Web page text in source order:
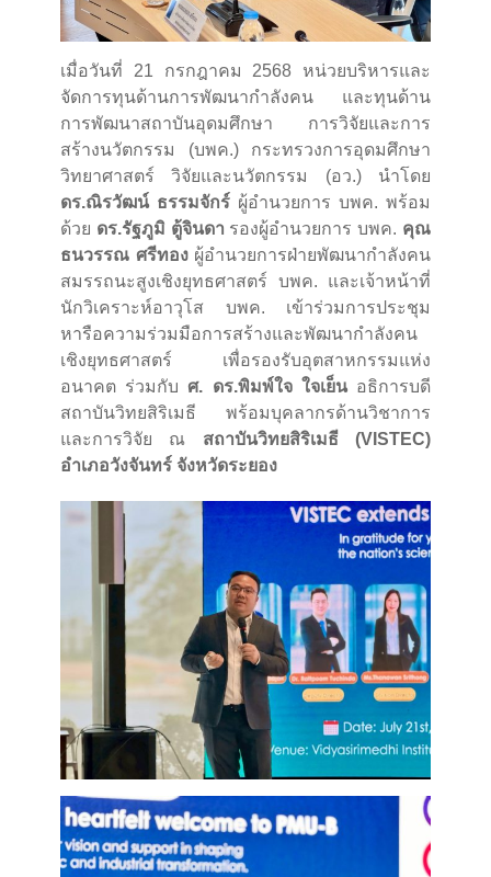
เมื่อวันที่ 21 กรกฎาคม 2568 หน่วยบริหารและ
จัดการทุนด้านการพัฒนากำลังคน และทุนด้าน
การพัฒนาสถาบันอุดมศึกษา การวิจัยและการ
สร้างนวัตกรรม (บพค.) กระทรวงการอุดมศึกษา
วิทยาศาสตร์ วิจัยและนวัตกรรม (อว.) นำโดย
ดร.ณิรวัฒน์ ธรรมจักร์ ผู้อำนวยการ บพค. พร้อม
ด้วย ดร.รัฐภูมิ ตู้จินดา รองผู้อำนวยการ บพค. คุณ
ธนวรรณ ศรีทองผู้อำนวยการฝ่ายพัฒนากำลังคน
สมรรถนะสูงเชิงยุทธศาสตร์ บพค. และเจ้าหน้าที่
นักวิเคราะห์อาวุโส บพค. เข้าร่วมการประชุม
หารือความร่วมมือการสร้างและพัฒนากำลังคน
เชิงยุทธศาสตร์ เพื่อรองรับอุตสาหกรรมแห่ง
อนาคต ร่วมกับศ. ดร.พิมพ์ใจ ใจเย็นอธิการบดี
สถาบันวิทยสิริเมธี พร้อมบุคลากรด้านวิชาการ
และการวิจัย ณ สถาบันวิทยสิริเมธี (VISTEC)
อำเภอวังจันทร์ จังหวัดระยอง